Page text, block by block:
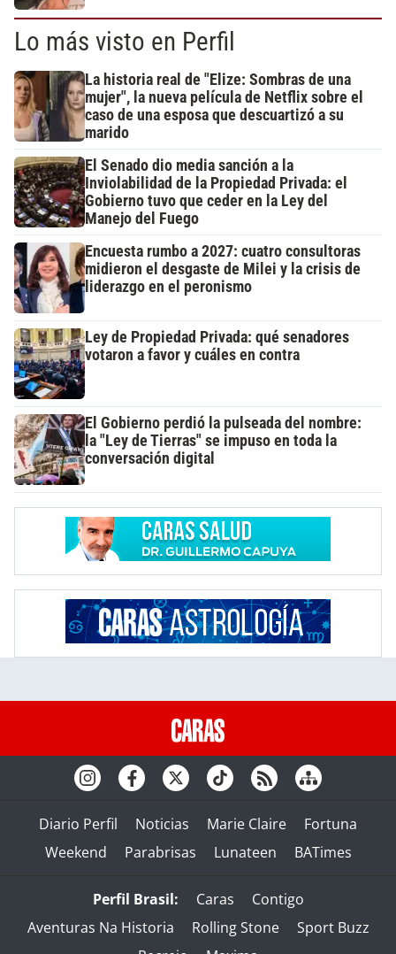
Lo más visto en Perfil
La historia real de "Elize: Sombras de una
mujer", la nueva película de Netflix sobre el
caso de una esposa que descuartizó a su
marido
El Senado dio media sanción a la
Inviolabilidad de la Propiedad Privada: el
Gobierno tuvo que ceder en la Ley del
Manejo del Fuego
Encuesta rumbo a 2027: cuatro consultoras
midieron el desgaste de Milei y la crisis de
liderazgo en el peronismo
Ley de Propiedad Privada: qué senadores
votaron a favor y cuáles en contra
El Gobierno perdió la pulseada del nombre:
la "Ley de Tierras" se impuso en toda la
conversación digital
Diario Perfil Noticias Marie Claire
Fortuna
Weekend
Parabrisas Lunateen BATimes
Perfil Brasil: Caras
Contigo
Aventuras Na Historia
Rolling Stone
Sport Buzz